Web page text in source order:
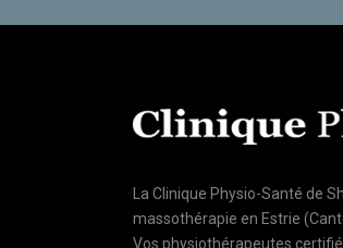
La Clinique Physio-Santé de
massothérapie en Estrie
Vos physiothérapeutes